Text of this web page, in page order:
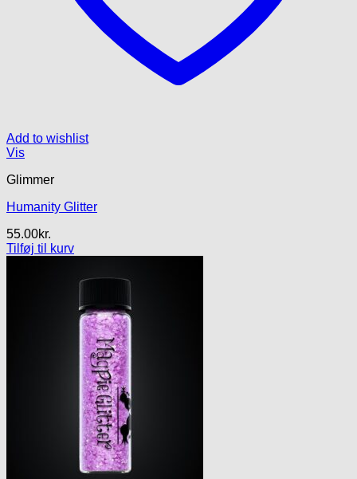
Add to wishlist
Vis
Glimmer
Humanity Glitter
55.00kr.
Tilføj til kurv